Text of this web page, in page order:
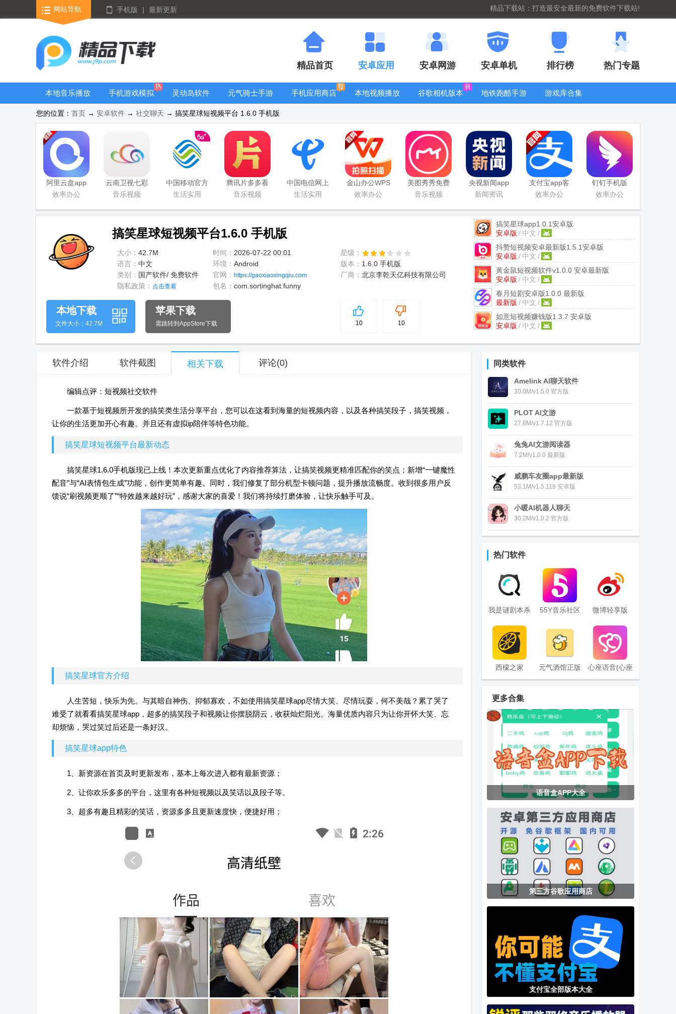
网站导航 手机版 | 最新更新 精品下载站：打造最安全最新的免费软件下载站!
精品首页 安卓应用 安卓网游 安卓单机 排行榜 热门专题
本地音乐播放
手机游戏模拟
器安卓版合集
灵动岛软件
元气骑士手游
手机应用商店
本地视频播放
谷歌相机版本
地铁跑酷手游
游戏库合集
看器
您的位置： 首页 → 安卓软件 → 社交聊天 → 搞笑星球短视频平台 1.6.0 手机版
阿里云盘app
官方版
效率办公
云南卫视七彩
云端app
音乐视频
中国移动官方
营业厅
生活实用
腾讯片多多看
剧官方正版
音乐视频
中国电信网上
营业厅
生活实用
金山办公WPS
Office手机官
效率办公
美图秀秀免费
无限制vip版
音乐视频
央视新闻app
移动版客户端
新闻资讯
支付宝app客
户端
效率办公
钉钉手机版
app
效率办公
搞笑星球短视频平台1.6.0 手机版
大小： 42.7M 时间： 2026-07-22 00:01
星级：
语言： 中文 环境： Android 版本： 1.6.0 手机版
类别： 国产软件/ 免费软件 官网： https://gaoxiaoxingqiu.com 厂商： 北京李乾天亿科技有限公司
隐私政策： 点击查看 包名： com.sortinghat.funny
搞笑星球app1.0.1安卓版
安卓版 / 中文 /
抖赞短视频安卓最新版1.5.1安卓版
安卓版 / 中文 /
黃金鼠短视频软件v1.0.0 安卓最新版
安卓版 / 中文 /
春月短剧安卓版1.0.0 最新版
最新版 / 中文 /
如意短视频赚钱版1.3.7 安卓版
安卓版 / 中文 /
5
10 10
本地下载
文件大小：42.7M
苹果下载
需跳转到AppStore下载
软件介绍 软件截图 相关下载 评论(0)
编辑点评：短视频社交软件
一款基于短视频所开发的搞笑类生活分享平台，您可以在这看到海量的短视频内容，以及各种搞笑段子，搞笑视频，
让你的生活更加开心有趣。并且还有虚拟ip陪伴等特色功能。
搞笑星球短视频平台最新动态
搞笑星球1.6.0手机版现已上线！本次更新重点优化了内容推荐算法，让搞笑视频更精准匹配你的笑点；新增“一键魔性
配音”与“AI表情包生成”功能，创作更简单有趣。同时，我们修复了部分机型卡顿问题，提升播放流畅度。收到很多用户反
馈说“刷视频更顺了”“特效越来越好玩”，感谢大家的喜爱！我们将持续打磨体验，让快乐触手可及。
搞笑星球官方介绍
人生苦短，快乐为先。与其暗自神伤、抑郁寡欢，不如使用搞笑星球app尽情大笑、尽情玩耍，何不美哉？累了哭了
难受了就看看搞笑星球app，超多的搞笑段子和视频让你摆脱阴云，收获灿烂阳光。海量优质内容只为让你开怀大笑、忘
却烦恼，哭过笑过后还是一条好汉。
搞笑星球app特色
1、新资源在首页及时更新发布，基本上每次进入都有最新资源；
2、让你欢乐多多的平台，这里有各种短视频以及笑话以及段子等。
3、超多有趣且精彩的笑话，资源多多且更新速度快，便捷好用；
同类软件
Amelink AI聊天软件
30.0M/v1.5.0 官方版
PLOT AI文游
27.8M/v1.7.12 官方版
兔兔AI文游阅读器
7.2M/v1.0.0 最新版
威鹏车友圈app最新版
53.1M/v1.5.119 安卓版
小暖AI机器人聊天
30.2M/v1.0.2 官方版
热门软件
我是谜剧本杀
55Y音乐社区
微博轻享版
app国际免费
版
西檬之家
smonの家安
卓版
元气酒馆正版
app
心座语音(心座
交友).apk
Ginger
Keyboard输入
法
腾讯微信app 情侣玩吧app
EMBY安卓
app免费版
最新版
绿城集团绿小
服app
乘风TV电视版 玄武TV电视版
pxvr官方主页
下载
幻路搜索下载
虚拟大师内置
小红书app去
更多合集
语音盒APP大全
第三方谷歌应用商店
支付宝全部版本大全